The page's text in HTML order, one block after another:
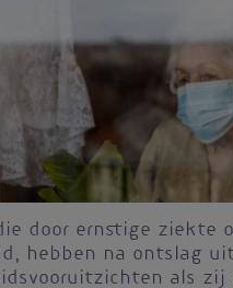
door ernstige ziekte
hebben na ontslag
als zij